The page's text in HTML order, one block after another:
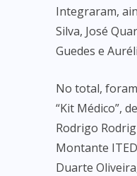
Integraram,
Silva, José
Guedes e
No total,
“Kit Médico”,
Rodrigo
Montante
Duarte